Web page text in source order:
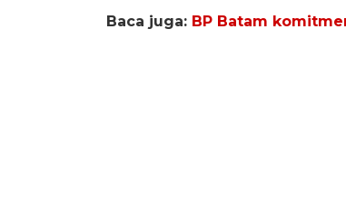
Baca juga: BP Batam